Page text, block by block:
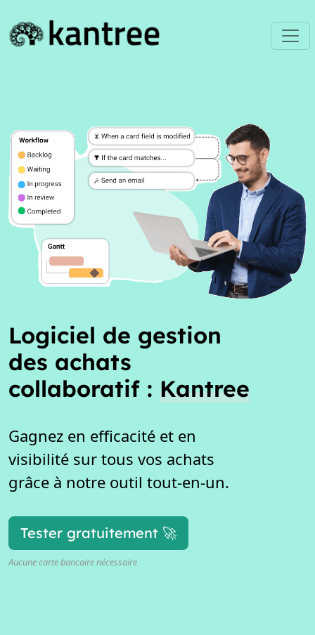
Logiciel de gestion
des achats
collaboratif : Kantree
Gagnez en efficacité et en
visibilité sur tous vos achats
grâce à notre outil tout-en-un.
Tester gratuitement 🚀
Aucune carte bancaire nécessaire